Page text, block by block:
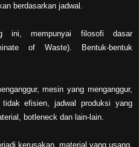
berdasarkan jadwal.
ini, mempunyai filosofi dasar
of Waste). Bentuk-bentuk
mesin yang menganggur,
efisien, jadwal produksi yang
botleneck dan lain-lain.
kerusakan, material yang usang,